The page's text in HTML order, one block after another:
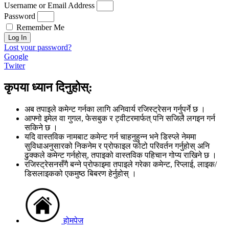
Username or Email Address
Password
Remember Me
Log In
Lost your password?
Google
Twiter
कृपया ध्यान दिनुहोस्:
अब तपाइले कमेन्ट गर्नका लागि अनिवार्य रजिस्ट्रेसन गर्नुपर्ने छ ।
आफ्नो इमेल वा गुगल, फेसबुक र ट्वीटरमार्फत् पनि सजिलै लगइन गर्न
सकिने छ ।
यदि वास्तविक नामबाट कमेन्ट गर्न चाहनुहुन्न भने डिस्प्ले नेममा
सुविधाअनुसारको निकनेम र प्रोफाइल फोटो परिवर्तन गर्नुहोस् अनि
ढुक्कले कमेन्ट गर्नहोस्, तपाइको वास्तविक पहिचान गोप्य राखिने छ ।
रजिस्ट्रेसनसँगै बन्ने प्रोफाइमा तपाइले गरेका कमेन्ट, रिप्लाई, लाइक/
डिसलाइकको एकमुष्ठ बिबरण हेर्नुहोस् ।
होमपेज